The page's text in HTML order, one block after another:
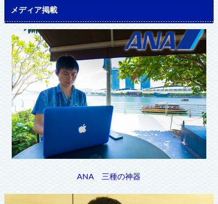
メディア掲載
ANA 三種の神器